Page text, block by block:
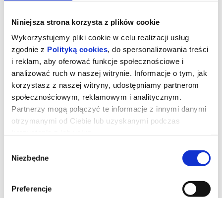
Niniejsza strona korzysta z plików cookie
Wykorzystujemy pliki cookie w celu realizacji usług
zgodnie z Polityką cookies, do spersonalizowania treści
i reklam, aby oferować funkcje społecznościowe i
analizować ruch w naszej witrynie. Informacje o tym, jak
korzystasz z naszej witryny, udostępniamy partnerom
społecznościowym, reklamowym i analitycznym.
Partnerzy mogą połączyć te informacje z innymi danymi
otrzymanymi od Ciebie lub uzyskanymi podczas
zgody
Niezbędne
Preferencje
DIABEŁ UBIERA SIĘ U PRADY 2
W czasie, gdy świat prasy tradycyjnej przechodzi gwałtowną
cyfrową transformację, ikona branży mody Miranda Priestly staje
przed najważniejszym momentem swojej kariery jako redaktorka
wpływy, musi znaleźć nową strategię w obliczu zmieniających się
realiów rynku.
W tym momencie jej drogi ponownie krzyżują się z Andy Sachs,